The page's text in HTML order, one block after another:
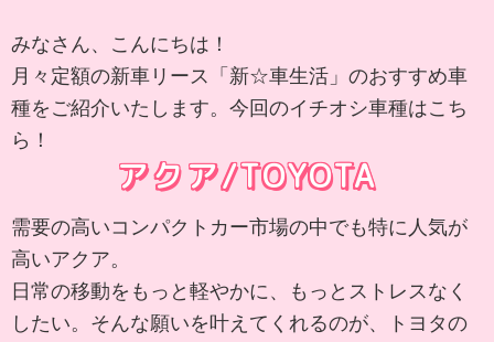
みなさん、こんにちは！
月々定額の新車リース「新☆車生活」のおすすめ車
種をご紹介いたします。今回のイチオシ車種はこち
ら！
アクア/TOYOTA
需要の高いコンパクトカー市場の中でも特に人気が
高いアクア。
日常の移動をもっと軽やかに、もっとストレスなく
したい。そんな願いを叶えてくれるのが、トヨタの